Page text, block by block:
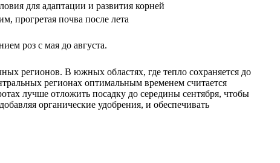
для адаптации и развития корней
прогретая почва после лета
роз с мая до августа.
регионов. В южных областях, где тепло сохраняется до
регионах оптимальным временем считается
лучше отложить посадку до середины сентября, чтобы
органические удобрения, и обеспечивать